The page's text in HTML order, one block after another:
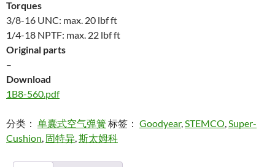
Torques
3/8-16 UNC: max. 20 lbf ft
1/4-18 NPTF: max. 22 lbf ft
Original parts
–
Download
1B8-560.pdf
分类： 单囊式空气弹簧标签： Goodyear,STEMCO,Super-
Cushion, 固特异,斯太姆科